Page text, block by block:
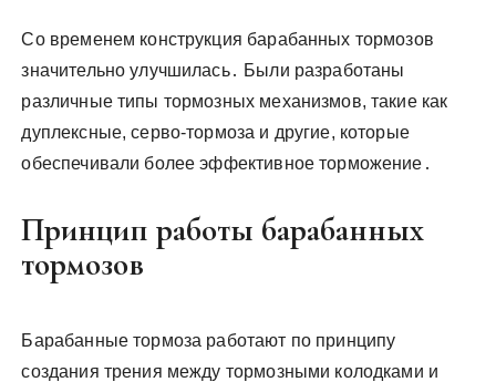
Со временем конструкция барабанных тормозов
значительно улучшилась․ Были разработаны
различные типы тормозных механизмов, такие как
дуплексные, серво-тормоза и другие, которые
обеспечивали более эффективное торможение․
Принцип работы барабанных
тормозов
Барабанные тормоза работают по принципу
создания трения между тормозными колодками и